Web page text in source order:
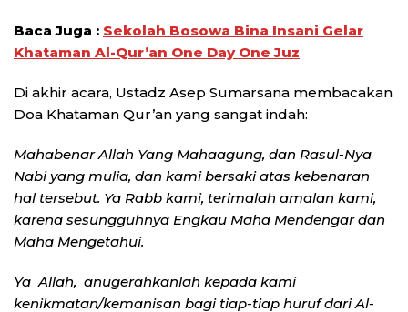
Baca Juga : Sekolah Bosowa Bina Insani Gelar
Khataman Al-Qur’an One Day One Juz
Di akhir acara, Ustadz Asep Sumarsana membacakan
Doa Khataman Qur’an yang sangat indah:
Mahabenar Allah Yang Mahaagung, dan Rasul-Nya
Nabi yang mulia, dan kami bersaki atas kebenaran
hal tersebut. Ya Rabb kami, terimalah amalan kami,
karena sesungguhnya Engkau Maha Mendengar dan
Maha Mengetahui.
Ya Allah, anugerahkanlah kepada kami
kenikmatan/kemanisan bagi tiap-tiap huruf dari Al-